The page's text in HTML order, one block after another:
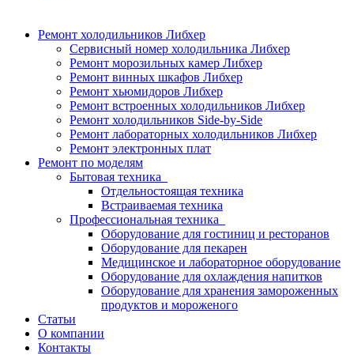
Ремонт холодильников Либхер
Сервисный номер холодильника Либхер
Ремонт морозильных камер Либхер
Ремонт винных шкафов Либхер
Ремонт хьюмидоров Либхер
Ремонт встроенных холодильников Либхер
Ремонт холодильников Side-by-Side
Ремонт лабораторных холодильников Либхер
Ремонт электронных плат
Ремонт по моделям
Бытовая техника
Отдельностоящая техника
Встраиваемая техника
Профессиональная техника
Оборудование для гостиниц и ресторанов
Оборудование для пекарен
Медицинское и лабораторное оборудование
Оборудование для охлаждения напитков
Оборудование для хранения замороженных
продуктов и мороженого
Статьи
О компании
Контакты